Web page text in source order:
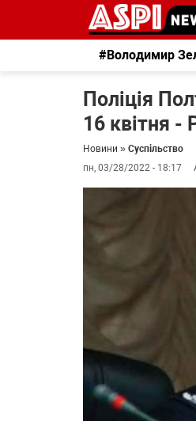
#Володимир
Поліція
16 квітня -
Новини » Суспільство
пн, 03/28/2022 - 18:17